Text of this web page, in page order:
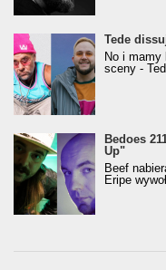
Tede
No i mamy
sceny -
Bedoes
Up"
Beef
Eripe